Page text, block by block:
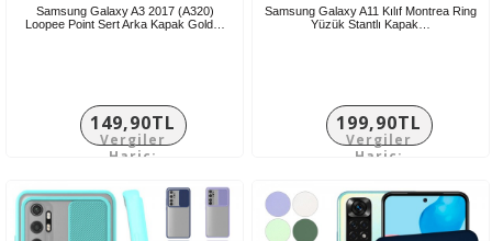
Samsung Galaxy A3 2017 (A320)
Loopee Point Sert Arka Kapak Gold…
149,90TL
Vergiler
Hariç:
Samsung Galaxy A11 Kılıf Montrea Ring
Yüzük Stantlı Kapak…
199,90TL
Vergiler
Hariç: